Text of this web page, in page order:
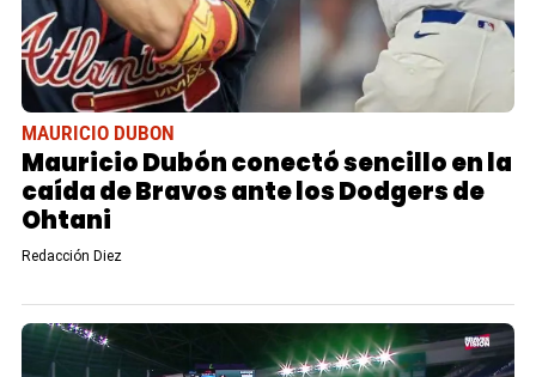
MAURICIO DUBON
Mauricio Dubón conectó sencillo en la
caída de Bravos ante los Dodgers de
Ohtani
Redacción Diez